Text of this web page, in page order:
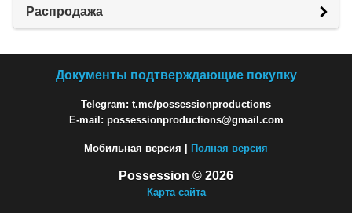
Распродажа
Документы подтверждающие покупку
Telegram: t.me/possessionproductions
E-mail: possessionproductions@gmail.com
Мобильная версия | Полная версия
Possession © 2026
Карта сайта